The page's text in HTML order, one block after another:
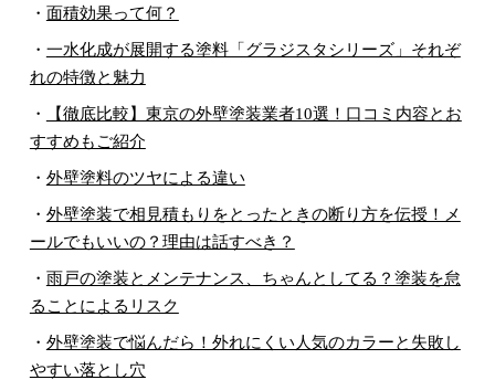
・ 面積効果って何？
・ 一水化成が展開する塗料「グラジスタシリーズ」それぞ
れの特徴と魅力
・
【徹底比較】東京の外壁塗装業者10選！口コミ内容とお
すすめもご紹介
・ 外壁塗料のツヤによる違い
・ 外壁塗装で相見積もりをとったときの断り方を伝授！メ
ールでもいいの？理由は話すべき？
・ 雨戸の塗装とメンテナンス、ちゃんとしてる？塗装を怠
ることによるリスク
・ 外壁塗装で悩んだら！外れにくい人気のカラーと失敗し
やすい落とし穴